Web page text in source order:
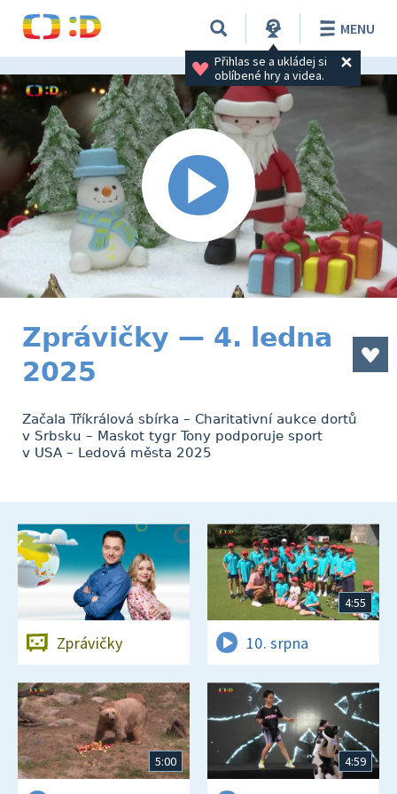
Přihlas se a ukládej si
oblíbené hry a videa.
MENU
Zprávičky — 4. ledna
2025
Začala Tříkrálová sbírka – Charitativní aukce dortů
v Srbsku – Maskot tygr Tony podporuje sport
v USA – Ledová města 2025
Zprávičky
4:55
10. srpna
5:00 4:59